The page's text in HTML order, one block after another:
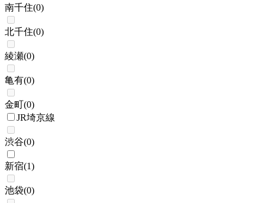
南千住(0)
北千住(0)
綾瀬(0)
亀有(0)
金町(0)
JR埼京線
渋谷(0)
新宿(1)
池袋(0)